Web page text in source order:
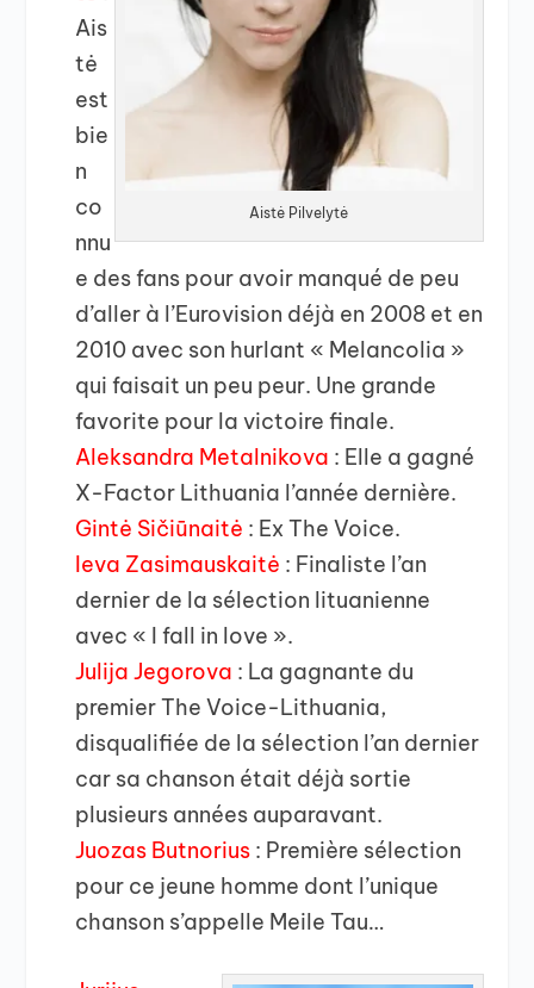
Aistė Pilvelytė
Ais
tė
est
bie
n
co
nnu
e des fans pour avoir manqué de peu
d’aller à l’Eurovision déjà en 2008 et en
2010 avec son hurlant « Melancolia »
qui faisait un peu peur. Une grande
favorite pour la victoire finale.
Aleksandra Metalnikova : Elle a gagné
X-Factor Lithuania l’année dernière.
Gintė Sičiūnaitė : Ex The Voice.
Ieva Zasimauskaitė : Finaliste l’an
dernier de la sélection lituanienne
avec « I fall in love ».
Julija Jegorova : La gagnante du
premier The Voice-Lithuania,
disqualifiée de la sélection l’an dernier
car sa chanson était déjà sortie
plusieurs années auparavant.
Juozas Butnorius: Première sélection
pour ce jeune homme dont l’unique
chanson s’appelle Meile Tau…